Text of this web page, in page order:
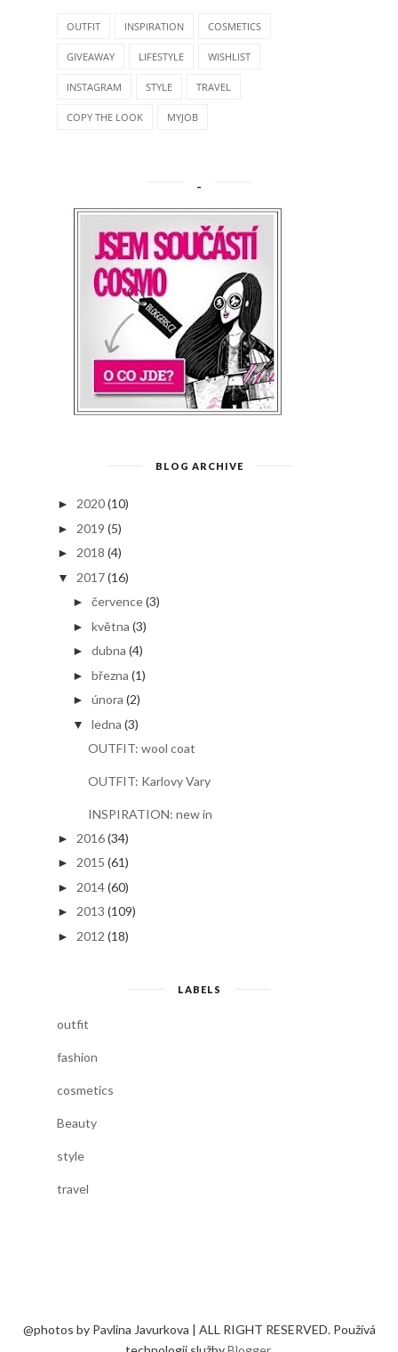
OUTFIT INSPIRATION COSMETICS
GIVEAWAY LIFESTYLE WISHLIST
INSTAGRAM STYLE TRAVEL
COPY THE LOOK MYJOB
BLOG ARCHIVE
► 2020(10)
► 2019 (5)
► 2018 (4)
▼ 2017(16)
► července(3)
► května (3)
► dubna (4)
► března (1)
► února (2)
▼ ledna (3)
OUTFIT: wool coat
OUTFIT: Karlovy Vary
INSPIRATION: new in
► 2016(34)
► 2015 (61)
► 2014(60)
► 2013 (109)
► 2012 (18)
LABELS
outfit
fashion
cosmetics
Beauty
style
travel
@photos by Pavlina Javurkova | ALL RIGHT RESERVED. Používá